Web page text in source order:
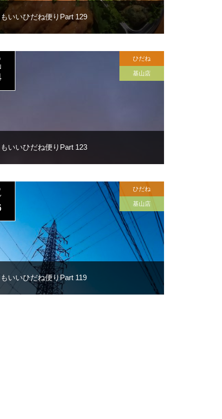
いいひだね便りPart 129
いいひだね便りPart 123
ひだね
基山店
いいひだね便りPart 119
ひだね
基山店